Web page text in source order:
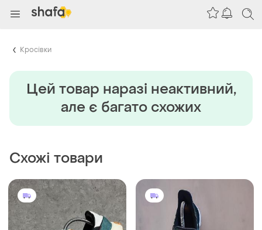
Кросівки
Цей товар наразi неактивний,
але є багато схожих
Схожі товари